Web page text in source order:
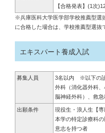
【合格発表】(1次
※兵庫医科大学医学部学校推薦型選
に合格した場合は、学校推薦型選抜
エキスパート養成入試
募集人員
3名以内 ※以下の
外科（消化器外科、
脳神経外科）、救急
出願条件 現役生・浪人生 【
本学の特定診療科
意志を持つ者